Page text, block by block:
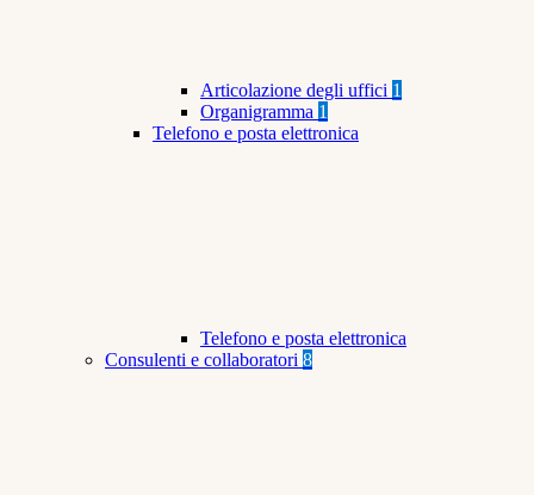
Articolazione degli uffici 1
Organigramma 1
Telefono e posta elettronica
Telefono e posta elettronica
Consulenti e collaboratori 8